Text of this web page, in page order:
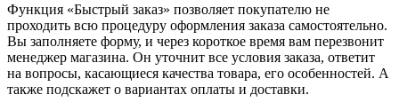
Функция «Быстрый заказ» позволяет покупателю не
проходить всю процедуру оформления заказа самостоятельно.
Вы заполняете форму, и через короткое время вам перезвонит
менеджер магазина. Он уточнит все условия заказа, ответит
на вопросы, касающиеся качества товара, его особенностей. А
также подскажет о вариантах оплаты и доставки.